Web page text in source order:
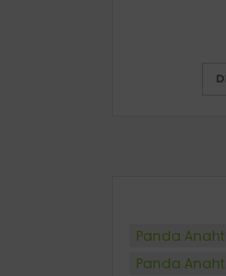
Panda
Panda